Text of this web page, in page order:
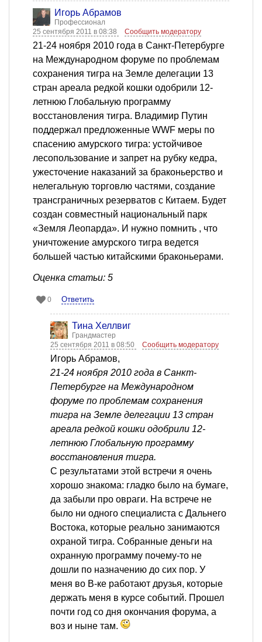
Игорь Абрамов
Профессионал
25 сентября 2011 в 08:38
Сообщить модератору
21-24 ноября 2010 года в Санкт-Петербурге
на Международном форуме по проблемам
сохранения тигра на Земле делегации 13
стран ареала редкой кошки одобрили 12-
летнюю Глобальную программу
восстановления тигра. Владимир Путин
поддержал предложенные WWF меры по
спасению амурского тигра: устойчивое
лесопользование и запрет на рубку кедра,
ужесточение наказаний за браконьерство и
нелегальную торговлю частями, создание
трансграничных резерватов с Китаем. Будет
создан совместный национальный парк
«Земля Леопарда». И нужно помнить , что
уничтожение амурского тигра ведется
большей частью китайскими браконьерами.
Оценка статьи: 5
0 Ответить
Тина Хеллвиг
Грандмастер
25 сентября 2011 в 08:50
Сообщить модератору
Игорь Абрамов,
21-24 ноября 2010 года в Санкт-
Петербурге на Международном
форуме по проблемам сохранения
тигра на Земле делегации 13 стран
ареала редкой кошки одобрили 12-
летнюю Глобальную программу
восстановления тигра.
С результатами этой встречи я очень
хорошо знакома: гладко было на бумаге,
да забыли про овраги. На встрече не
было ни одного специалиста с Дальнего
Востока, которые реально занимаются
охраной тигра. Собранные деньги на
охранную программу почему-то не
дошли по назначению до сих пор. У
меня во В-ке работают друзья, которые
держать меня в курсе событий. Прошел
почти год со дня окончания форума, а
воз и ныне там.